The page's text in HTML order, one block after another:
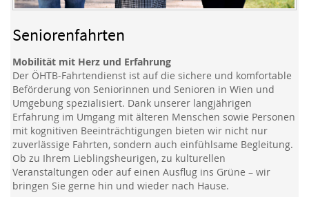
Seniorenfahrten
Mobilität mit Herz und Erfahrung
Der ÖHTB-Fahrtendienst ist auf die sichere und komfortable
Beförderung von Seniorinnen und Senioren in Wien und
Umgebung spezialisiert. Dank unserer langjährigen
Erfahrung im Umgang mit älteren Menschen sowie Personen
mit kognitiven Beeinträchtigungen bieten wir nicht nur
zuverlässige Fahrten, sondern auch einfühlsame Begleitung.
Ob zu Ihrem Lieblingsheurigen, zu kulturellen
Veranstaltungen oder auf einen Ausflug ins Grüne – wir
bringen Sie gerne hin und wieder nach Hause.
Barrierefreier Omnibus
Das barrierefreie Reisen ist nun auch von größeren Gruppen
in nur einem Fahrzeug möglich! Ob Schullandwochen,
Fahrten in die Bundesländer oder ein Ausflug in Wien, mit
unserem Omnibus problemlos machbar!
WEITERE INFOS >>